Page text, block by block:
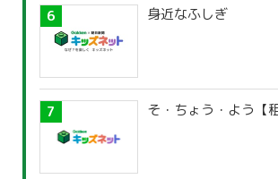
身近なふしぎ
そ・ちょう・よう【